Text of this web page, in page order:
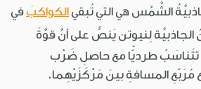
الشَّمْس هي التي تُبقي الكواكبَفي
الجاذبيَّة لِنيوتن يَنصُّ على أنَّ قوَّةَ
تتَناسَبُ طرديًّا مع حاصلِ ضَرْب
مُرَبّعِ المسافةِ بينَ مَرْكَزَيْهِما.